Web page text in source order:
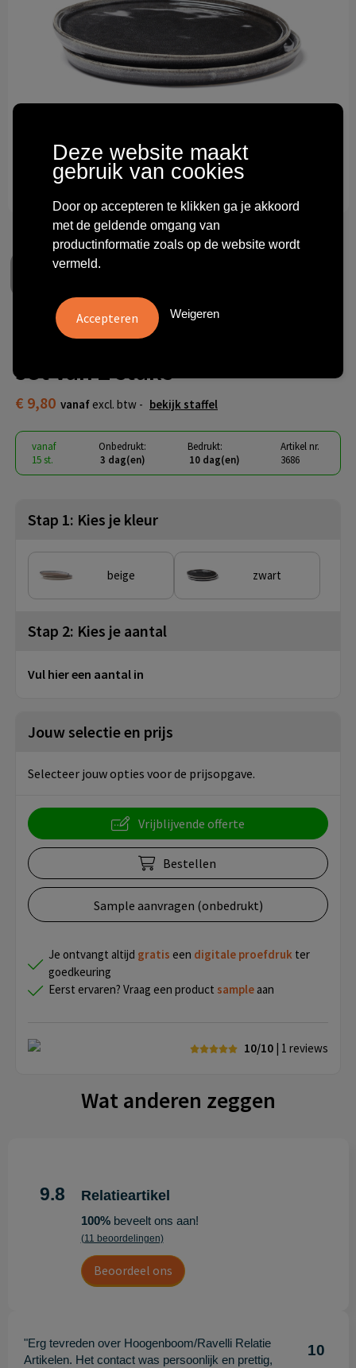
Technologie & gadgets
Themageschenken
VINGA Nomimono bord 20 cm,
set van 2 stuks
€ 9,80 vanaf excl. btw - bekijk staffel
vanaf
15 st.
Onbedrukt:
3 dag(en)
Bedrukt:
10 dag(en)
Artikel nr.
3686
Stap 1: Kies je kleur
beige zwart
Stap 2: Kies je aantal
Vul hier een aantal in
Jouw selectie en prijs
Selecteer jouw opties voor de prijsopgave.
Vrijblijvende offerte
Bestellen
Sample aanvragen (onbedrukt)
Je ontvangt altijd gratis een digitale proefdruk ter
goedkeuring
Eerst ervaren? Vraag een product sample aan
10/10 | 1 reviews
Wat anderen zeggen
9.8 Relatieartikel
100%beveelt ons aan!
(11 beoordelingen)
Beoordeel ons
"Erg tevreden over Hoogenboom/Ravelli Relatie
Artikelen. Het contact was persoonlijk en prettig,
10
Deze website maakt
gebruik van cookies
Door op accepteren te klikken ga je akkoord
met de geldende omgang van
productinformatie zoals op de website wordt
vermeld.
Weigeren